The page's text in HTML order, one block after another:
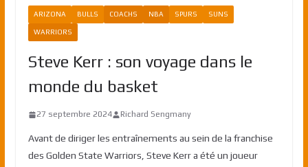
ARIZONA BULLS COACHS NBA SPURS SUNS
WARRIORS
Steve Kerr : son voyage dans le
monde du basket
27 septembre 2024 Richard Sengmany
Avant de diriger les entraînements au sein de la franchise
des Golden State Warriors, Steve Kerr a été un joueur